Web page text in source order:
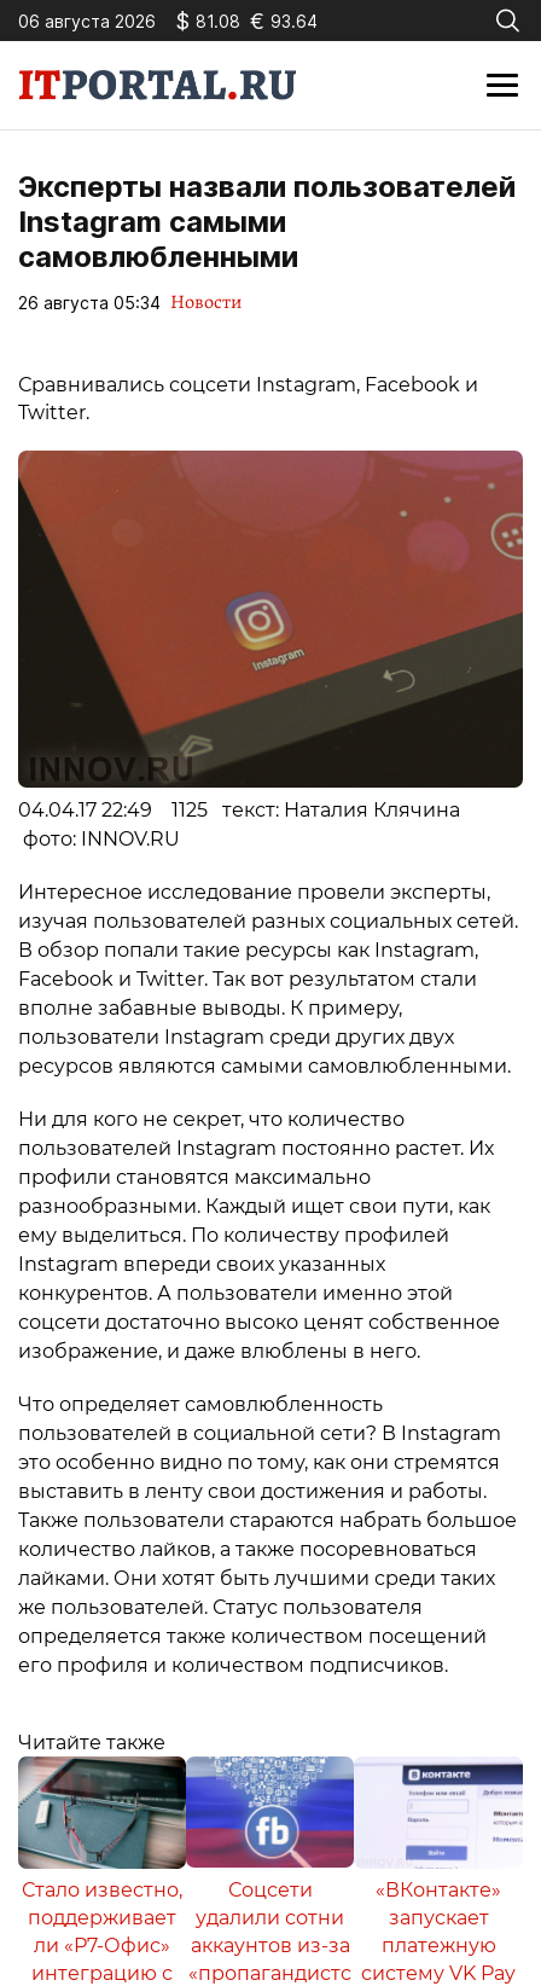
06 августа 2026 $ 81.08 € 93.64
Эксперты назвали пользователей
Instagram самыми
самовлюбленными
26 августа 05:34 Новости
Сравнивались соцсети Instagram, Facebook и
Twitter.
04.04.17 22:49 1125 текст: Наталия Клячина
фото: INNOV.RU
Интересное исследование провели эксперты,
изучая пользователей разных социальных сетей.
В обзор попали такие ресурсы как Instagram,
Facebook и Twitter. Так вот результатом стали
вполне забавные выводы. К примеру,
пользователи Instagram среди других двух
ресурсов являются самыми самовлюбленными.
Ни для кого не секрет, что количество
пользователей Instagram постоянно растет. Их
профили становятся максимально
разнообразными. Каждый ищет свои пути, как
ему выделиться. По количеству профилей
Instagram впереди своих указанных
конкурентов. А пользователи именно этой
соцсети достаточно высоко ценят собственное
изображение, и даже влюблены в него.
Что определяет самовлюбленность
пользователей в социальной сети? В Instagram
это особенно видно по тому, как они стремятся
выставить в ленту свои достижения и работы.
Также пользователи стараются набрать большое
количество лайков, а также посоревноваться
лайками. Они хотят быть лучшими среди таких
же пользователей. Статус пользователя
определяется также количеством посещений
его профиля и количеством подписчиков.
Читайте также
Стало известно,
поддерживает
ли «Р7-Офис»
интеграцию с
Соцсети
удалили сотни
аккаунтов из-за
«пропагандистс
«ВКонтакте»
запускает
платежную
систему VK Pay